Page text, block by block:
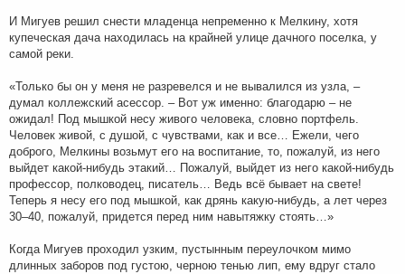
И Мигуев решил снести младенца непременно к Мелкину, хотя
купеческая дача находилась на крайней улице дачного поселка, у
самой реки.
«Только бы он у меня не разревелся и не вывалился из узла, –
думал коллежский асессор. – Вот уж именно: благодарю – не
ожидал! Под мышкой несу живого человека, словно портфель.
Человек живой, с душой, с чувствами, как и все… Ежели, чего
доброго, Мелкины возьмут его на воспитание, то, пожалуй, из него
выйдет какой-нибудь этакий… Пожалуй, выйдет из него какой-нибудь
профессор, полководец, писатель… Ведь всё бывает на свете!
Теперь я несу его под мышкой, как дрянь какую-нибудь, а лет через
30–40, пожалуй, придется перед ним навытяжку стоять…»
Когда Мигуев проходил узким, пустынным переулочком мимо
длинных заборов под густою, черною тенью лип, ему вдруг стало